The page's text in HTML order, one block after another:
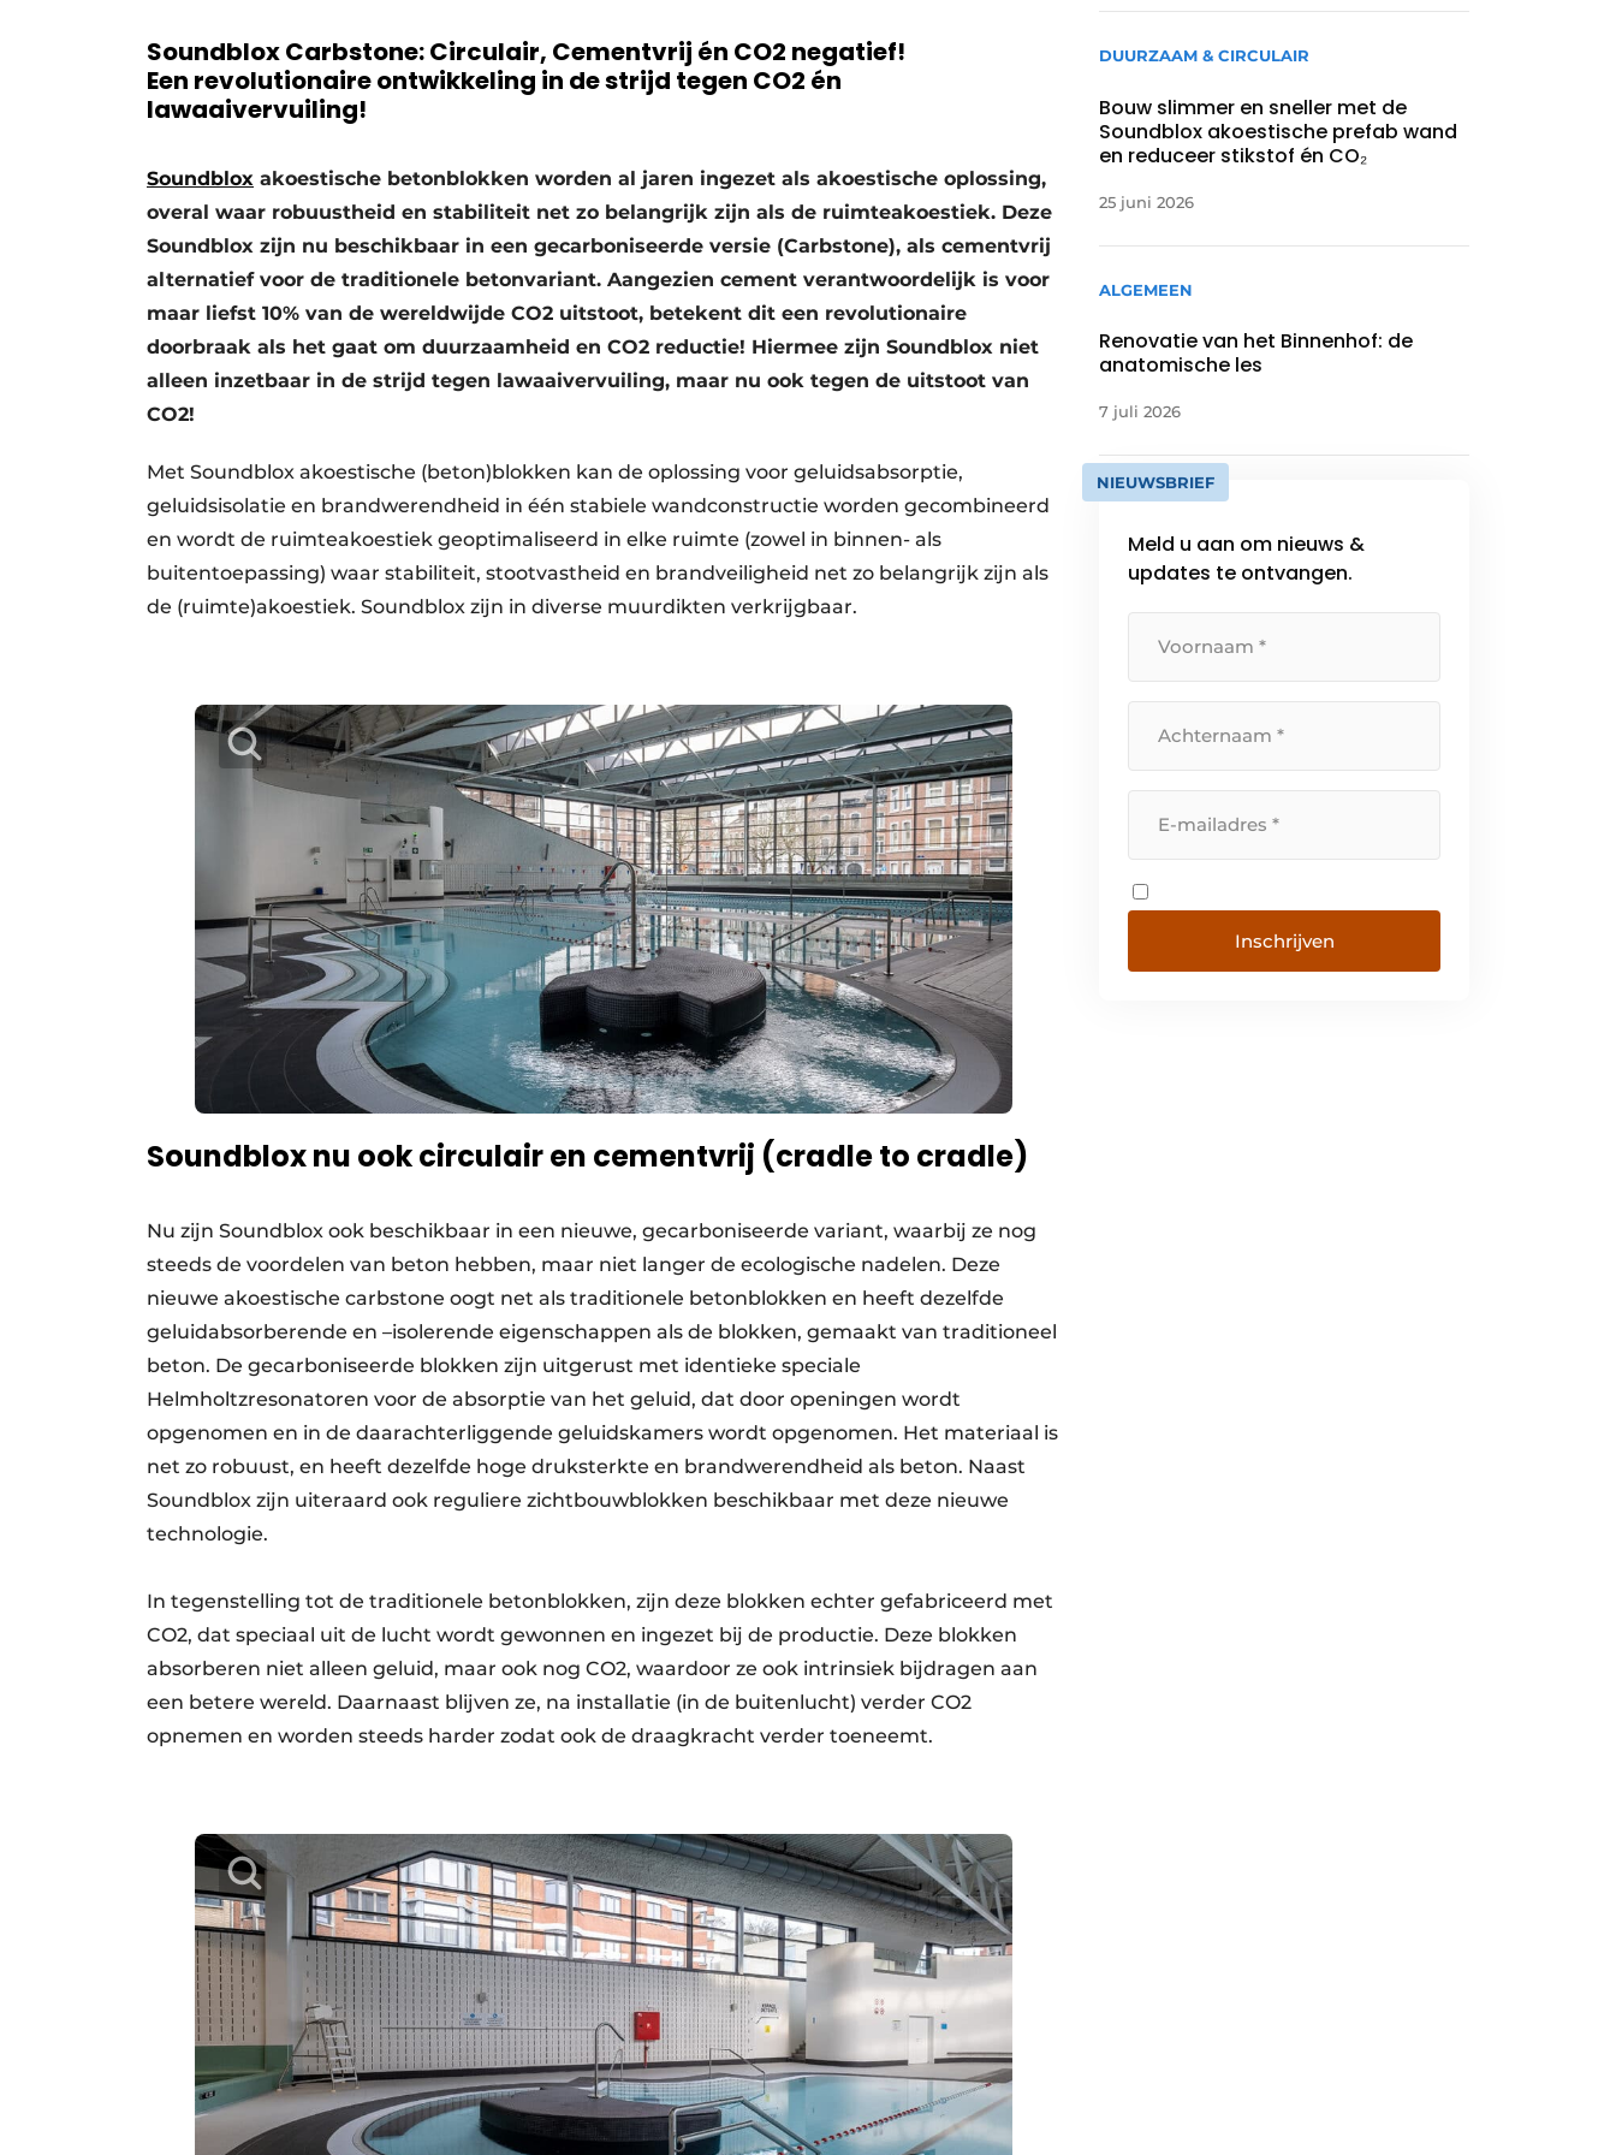
Video’s
Soundblox Carbstone: Circulair, Cementvrij én CO2 negatief!
Een revolutionaire ontwikkeling in de strijd tegen CO2 én
lawaaivervuiling!
Soundblox akoestische betonblokken worden al jaren ingezet als akoestische oplossing,
overal waar robuustheid en stabiliteit net zo belangrijk zijn als de ruimteakoestiek. Deze
Soundblox zijn nu beschikbaar in een gecarboniseerde versie (Carbstone), als cementvrij
alternatief voor de traditionele betonvariant. Aangezien cement verantwoordelijk is voor
maar liefst 10% van de wereldwijde CO2 uitstoot, betekent dit een revolutionaire
doorbraak als het gaat om duurzaamheid en CO2 reductie! Hiermee zijn Soundblox niet
alleen inzetbaar in de strijd tegen lawaaivervuiling, maar nu ook tegen de uitstoot van
CO2!
Met Soundblox akoestische (beton)blokken kan de oplossing voor geluidsabsorptie,
geluidsisolatie en brandwerendheid in één stabiele wandconstructie worden gecombineerd
en wordt de ruimteakoestiek geoptimaliseerd in elke ruimte (zowel in binnen- als
buitentoepassing) waar stabiliteit, stootvastheid en brandveiligheid net zo belangrijk zijn als
de (ruimte)akoestiek. Soundblox zijn in diverse muurdikten verkrijgbaar.
Soundblox nu ook circulair en cementvrij (cradle to cradle)
Nu zijn Soundblox ook beschikbaar in een nieuwe, gecarboniseerde variant, waarbij ze nog
steeds de voordelen van beton hebben, maar niet langer de ecologische nadelen. Deze
nieuwe akoestische carbstone oogt net als traditionele betonblokken en heeft dezelfde
geluidabsorberende en –isolerende eigenschappen als de blokken, gemaakt van traditioneel
beton. De gecarboniseerde blokken zijn uitgerust met identieke speciale
Helmholtzresonatoren voor de absorptie van het geluid, dat door openingen wordt
opgenomen en in de daarachterliggende geluidskamers wordt opgenomen. Het materiaal is
net zo robuust, en heeft dezelfde hoge druksterkte en brandwerendheid als beton. Naast
Soundblox zijn uiteraard ook reguliere zichtbouwblokken beschikbaar met deze nieuwe
technologie.
In tegenstelling tot de traditionele betonblokken, zijn deze blokken echter gefabriceerd met
CO2, dat speciaal uit de lucht wordt gewonnen en ingezet bij de productie. Deze blokken
absorberen niet alleen geluid, maar ook nog CO2, waardoor ze ook intrinsiek bijdragen aan
een betere wereld. Daarnaast blijven ze, na installatie (in de buitenlucht) verder CO2
opnemen en worden steeds harder zodat ook de draagkracht verder toeneemt.
DUURZAAM & CIRCULAIR
Bouw slimmer en sneller met de
Soundblox akoestische prefab wand
en reduceer stikstof én CO₂
25 juni 2026
ALGEMEEN
Renovatie van het Binnenhof: de
anatomische les
7 juli 2026
NIEUWSBRIEF
Meld u aan om nieuws &
updates te ontvangen.
Inschrijven